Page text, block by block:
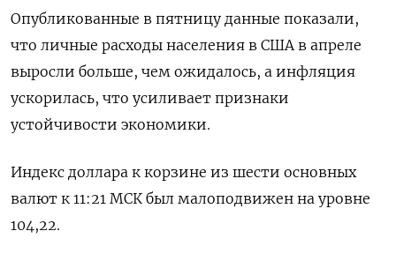
Опубликованные в пятницу данные показали,
что личные расходы населения в США в апреле
выросли больше, чем ожидалось, а инфляция
ускорилась, что усиливает признаки
устойчивости экономики.
Индекс доллара к корзине из шести основных
валют к 11:21 МСК был малоподвижен на уровне
104,22​.